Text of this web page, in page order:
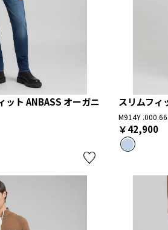
ット ANBASS オーガニ
スリムフ
M914Y
￥42,900